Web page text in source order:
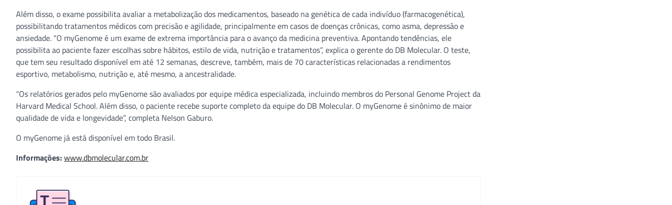
Além disso, o exame possibilita avaliar a metabolização dos medicamentos, baseado na genética de cada indivíduo (farmacogenética),
possibilitando tratamentos médicos com precisão e agilidade, principalmente em casos de doenças crônicas, como asma, depressão e
ansiedade. “O myGenome é um exame de extrema importância para o avanço da medicina preventiva. Apontando tendências, ele
possibilita ao paciente fazer escolhas sobre hábitos, estilo de vida, nutrição e tratamentos”, explica o gerente do DB Molecular. O teste,
que tem seu resultado disponível em até 12 semanas, descreve, também, mais de 70 características relacionadas a rendimentos
esportivo, metabolismo, nutrição e, até mesmo, a ancestralidade.
“Os relatórios gerados pelo myGenome são avaliados por equipe médica especializada, incluindo membros do Personal Genome Project da
Harvard Medical School. Além disso, o paciente recebe suporte completo da equipe do DB Molecular. O myGenome é sinônimo de maior
qualidade de vida e longevidade”, completa Nelson Gaburo.
O myGenome já está disponível em todo Brasil.
Informações:www.dbmolecular.com.br